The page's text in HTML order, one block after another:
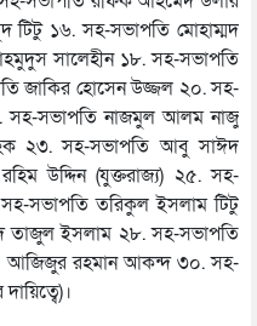
টিটু ১৬. সহ-সভাপতি মোহাম্মদ
সালেহীন ১৮. সহ-সভাপতি
জাকির হোসেন উজ্জল ২০. সহ-
সহ-সভাপতি নাজমুল আলম নাজু
২৩. সহ-সভাপতি আবু সাঈদ
উদ্দিন (যুক্তরাজ্য) ২৫. সহ-
সভাপতি তরিকুল ইসলাম টিটু
তাজুল ইসলাম ২৮. সহ-সভাপতি
আজিজুর রহমান আকন্দ ৩০. সহ-